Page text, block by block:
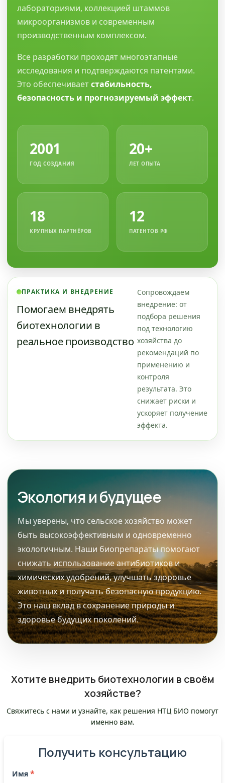
лабораториями, коллекцией штаммов
микроорганизмов и современным
производственным комплексом.
Все разработки проходят многоэтапные
исследования и подтверждаются патентами.
Это обеспечиваетстабильность,
безопасность и прогнозируемый эффект.
2001
ГОД СОЗДАНИЯ
20+
ЛЕТ ОПЫТА
18
КРУПНЫХ ПАРТНЁРОВ
12
ПАТЕНТОВ РФ
ПРАКТИКА И ВНЕДРЕНИЕ
Помогаем внедрять
биотехнологии в
реальное производство
Сопровождаем
внедрение: от
подбора решения
под технологию
хозяйства до
рекомендаций по
применению и
контроля
результата. Это
снижает риски и
ускоряет получение
эффекта.
Экология и будущее
Мы уверены, что сельское хозяйство может
быть высокоэффективным и одновременно
экологичным. Наши биопрепараты помогают
снижать использование антибиотиков и
химических удобрений, улучшать здоровье
животных и получать безопасную продукцию.
Это наш вклад в сохранение природы и
здоровье будущих поколений.
Хотите внедрить биотехнологии в своём
хозяйстве?
Свяжитесь с нами и узнайте, как решения НТЦ БИО помогут
именно вам.
Получить консультацию
Имя *